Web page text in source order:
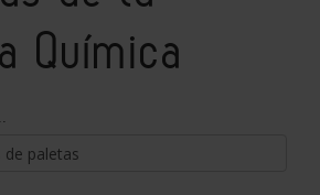
Química